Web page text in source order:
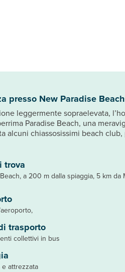
trova
a 200 m dalla spiaggia, 5 km da
trasporto
collettivi in bus
e attrezzata
presso New Paradise
leggermente sopraelevata,
Paradise Beach, una
alcuni chiassosissimi beach